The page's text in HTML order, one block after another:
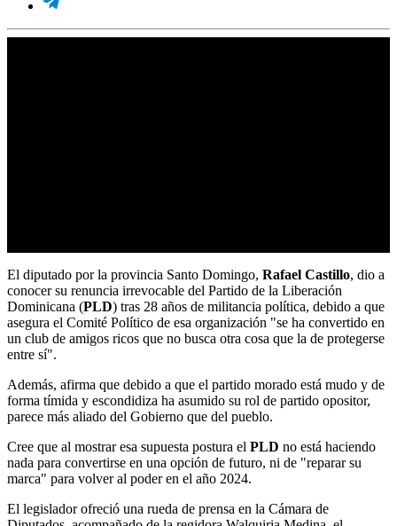
El diputado por la provincia Santo Domingo, Rafael Castillo, dio a
conocer su renuncia irrevocable del Partido de la Liberación
Dominicana (PLD) tras 28 años de militancia política, debido a que
asegura el Comité Político de esa organización "se ha convertido en
un club de amigos ricos que no busca otra cosa que la de protegerse
entre sí".
Además, afirma que debido a que el partido morado está mudo y de
forma tímida y escondidiza ha asumido su rol de partido opositor,
parece más aliado del Gobierno que del pueblo.
Cree que al mostrar esa supuesta postura el PLD no está haciendo
nada para convertirse en una opción de futuro, ni de "reparar su
marca" para volver al poder en el año 2024.
El legislador ofreció una rueda de prensa en la Cámara de